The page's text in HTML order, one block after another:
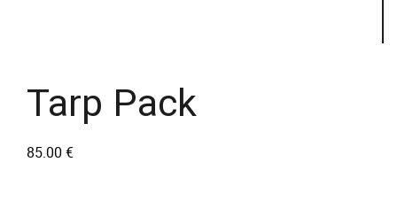
Tarp Pack
85.00 €